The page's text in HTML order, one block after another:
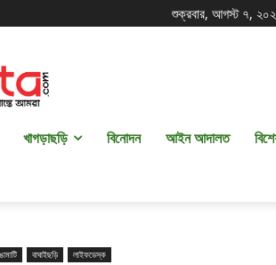
শুক্রবার, আগস্ট ৭,
খাগড়াছড়ি বিনোদন আইন আদালত
বাঘাইছড়ি লাইফডেস্ক